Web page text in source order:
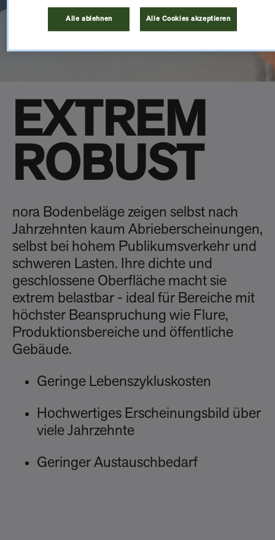
EXTREM
ROBUST
nora Bodenbeläge zeigen selbst nach
Jahrzehnten kaum Abrieberscheinungen,
selbst bei hohem Publikumsverkehr und
schweren Lasten. Ihre dichte und
geschlossene Oberfläche macht sie
extrem belastbar - ideal für Bereiche mit
höchster Beanspruchung wie Flure,
Produktionsbereiche und öffentliche
Gebäude.
Geringe Lebenszykluskosten
Hochwertiges Erscheinungsbild über
viele Jahrzehnte
Geringer Austauschbedarf
Alle ablehnen Alle Cookies akzeptieren